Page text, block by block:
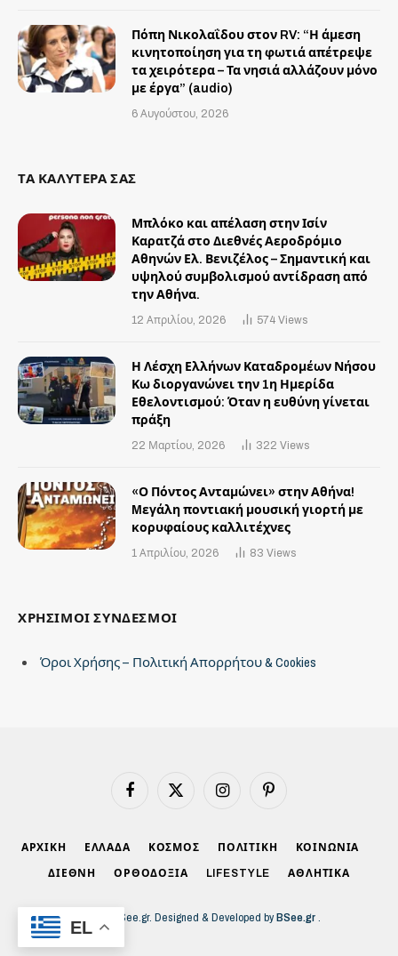
Πόπη Νικολαΐδου στον RV: “Η άμεση
κινητοποίηση για τη φωτιά απέτρεψε
τα χειρότερα – Τα νησιά αλλάζουν μόνο
με έργα” (audio)
6 Αυγούστου, 2026
ΤΑ ΚΑΛΥΤΕΡΑ ΣΑΣ
Μπλόκο και απέλαση στην Ισίν
Καρατζά στο Διεθνές Αεροδρόμιο
Αθηνών Ελ. Βενιζέλος – Σημαντική και
υψηλού συμβολισμού αντίδραση από
την Αθήνα.
12 Απριλίου, 2026 574 Views
Η Λέσχη Ελλήνων Καταδρομέων Νήσου
Κω διοργανώνει την 1η Ημερίδα
Εθελοντισμού: Όταν η ευθύνη γίνεται
πράξη
22 Μαρτίου, 2026 322 Views
«Ο Πόντος Ανταμώνει» στην Αθήνα!
Mεγάλη ποντιακή μουσική γιορτή με
κορυφαίους καλλιτέχνες
1 Απριλίου, 2026 83 Views
ΧΡΗΣΙΜΟΙ ΣΥΝΔΕΣΜΟΙ
Όροι Χρήσης – Πολιτική Απορρήτου & Cookies
Facebook X
Instagram Pinterest
ΑΡΧΙΚΗ ΕΛΛΑΔΑ ΚΟΣΜΟΣ ΠΟΛΙΤΙΚΗ ΚΟΙΝΩΝΙΑ
ΔΙΕΘΝΗ ΟΡΘΟΔΟΞΙΑ LIFESTYLE ΑΘΛΗΤΙΚΑ
© 2026 BSee.gr. Designed & Developed byBSee.gr.
EL